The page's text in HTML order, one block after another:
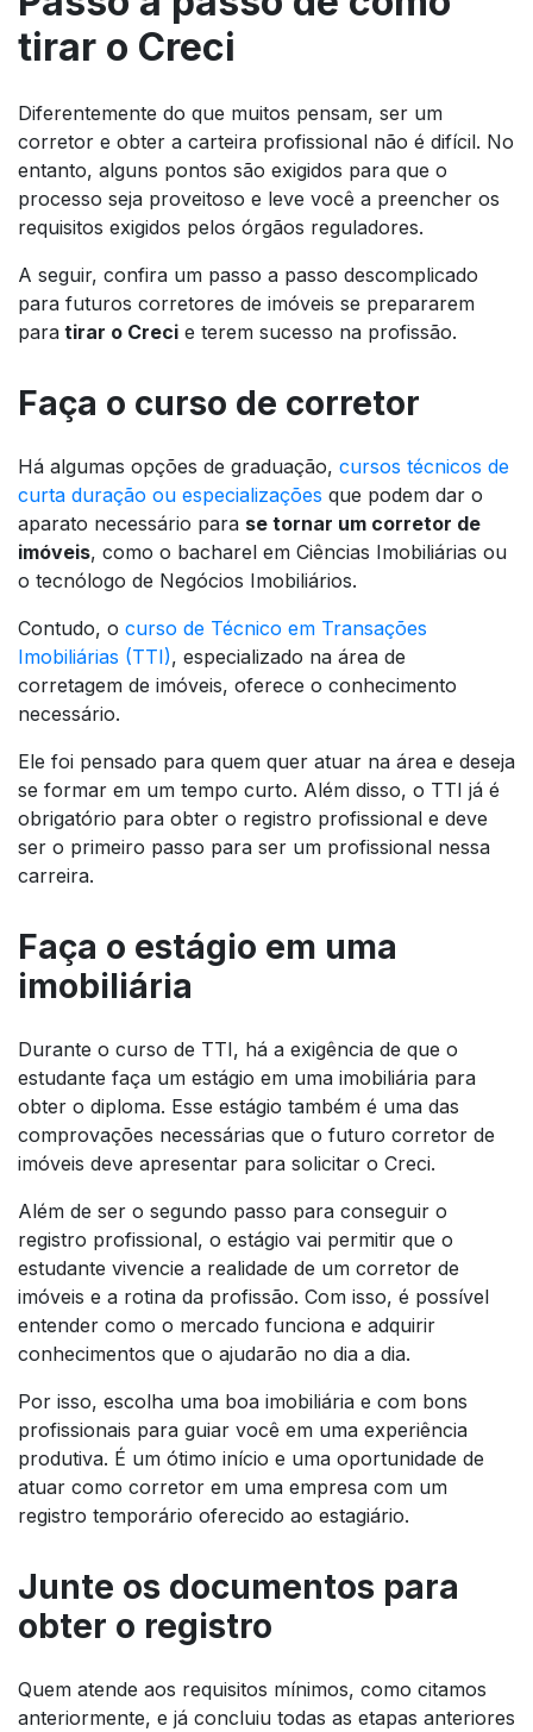
tirar o Creci
Diferentemente do que muitos pensam, ser um
corretor e obter a carteira profissional não é difícil. No
entanto, alguns pontos são exigidos para que o
processo seja proveitoso e leve você a preencher os
requisitos exigidos pelos órgãos reguladores.
A seguir, confira um passo a passo descomplicado
para futuros corretores de imóveis se prepararem
para tirar o Creci e terem sucesso na profissão.
Faça o curso de corretor
Há algumas opções de graduação, cursos técnicos de
curta duração ou especializações que podem dar o
aparato necessário para se tornar um corretor de
imóveis, como o bacharel em Ciências Imobiliárias ou
o tecnólogo de Negócios Imobiliários.
Contudo, o curso de Técnico em Transações
Imobiliárias (TTI), especializado na área de
corretagem de imóveis, oferece o conhecimento
necessário.
Ele foi pensado para quem quer atuar na área e deseja
se formar em um tempo curto. Além disso, o TTI já é
obrigatório para obter o registro profissional e deve
ser o primeiro passo para ser um profissional nessa
carreira.
Faça o estágio em uma
imobiliária
Durante o curso de TTI, há a exigência de que o
estudante faça um estágio em uma imobiliária para
obter o diploma. Esse estágio também é uma das
comprovações necessárias que o futuro corretor de
imóveis deve apresentar para solicitar o Creci.
Além de ser o segundo passo para conseguir o
registro profissional, o estágio vai permitir que o
estudante vivencie a realidade de um corretor de
imóveis e a rotina da profissão. Com isso, é possível
entender como o mercado funciona e adquirir
conhecimentos que o ajudarão no dia a dia.
Por isso, escolha uma boa imobiliária e com bons
profissionais para guiar você em uma experiência
produtiva. É um ótimo início e uma oportunidade de
atuar como corretor em uma empresa com um
registro temporário oferecido ao estagiário.
Junte os documentos para
obter o registro
Quem atende aos requisitos mínimos, como citamos
anteriormente, e já concluiu todas as etapas anteriores